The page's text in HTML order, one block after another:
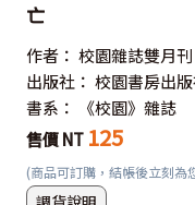
亡
作者： 校園雜誌雙月刊
出版社： 校園書房出
書系：
《校園》雜誌
售價 NT 125
(商品可訂購，結帳後立刻為